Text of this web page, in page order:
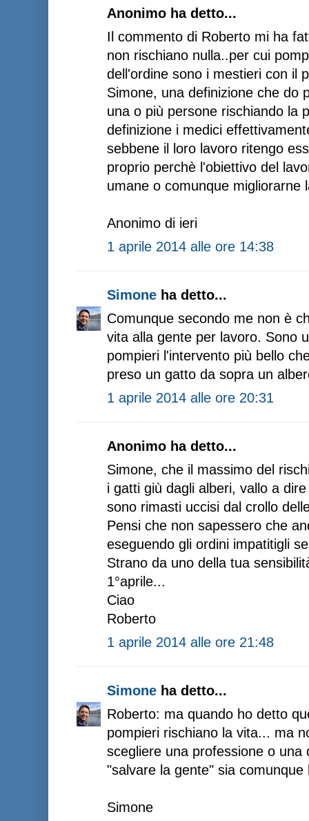
Anonimo ha detto...
Il commento di Roberto mi ha
non rischiano nulla..per cui
dell'ordine sono i mestieri con il
Simone, una definizione che do
una o più persone rischiando la
definizione i medici
sebbene il loro lavoro ritengo
proprio perchè l'obiettivo del
umane o comunque migliorarne
Anonimo di ieri
1 aprile 2014 alle ore 14:38
Simone ha detto...
Comunque secondo me non è
vita alla gente per lavoro. Sono
pompieri l'intervento più bello
preso un gatto da sopra un
1 aprile 2014 alle ore 20:31
Anonimo ha detto...
Simone, che il massimo del
i gatti giù dagli alberi, vallo a
sono rimasti uccisi dal crollo
Pensi che non sapessero che
eseguendo gli ordini impatitigli
Strano da uno della tua
1°aprile...
Ciao
Roberto
1 aprile 2014 alle ore 21:48
Simone ha detto...
Roberto: ma quando ho detto
pompieri rischiano la vita... ma
scegliere una professione o una
"salvare la gente" sia
Simone